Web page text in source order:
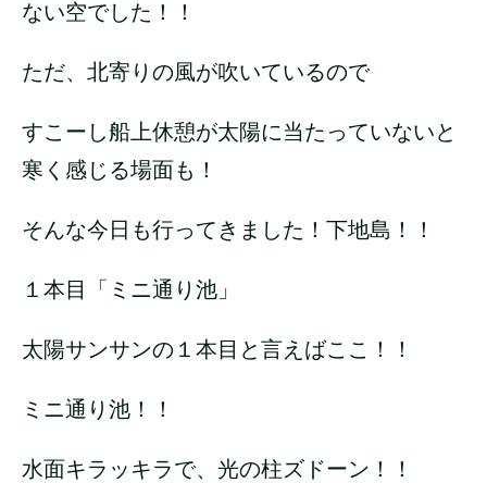
ない空でした！！
ただ、北寄りの風が吹いているので
すこーし船上休憩が太陽に当たっていないと
寒く感じる場面も！
そんな今日も行ってきました！下地島！！
１本目「ミニ通り池」
太陽サンサンの１本目と言えばここ！！
ミニ通り池！！
水面キラッキラで、光の柱ズドーン！！